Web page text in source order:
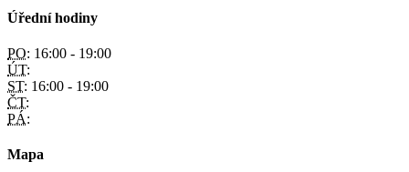
Úřední hodiny
PO: 16:00 - 19:00
ÚT:
ST: 16:00 - 19:00
ČT:
PÁ:
Mapa